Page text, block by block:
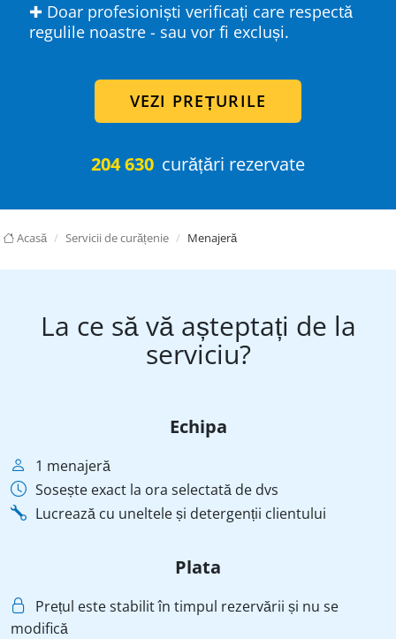
✚ Doar profesioniști verificați care respectă
regulile noastre - sau vor fi excluși.
VEZI PREȚURILE
204 630 curățări rezervate
Acasă Servicii de curățenie Menajeră
La ce să vă așteptați de la
serviciu?
Echipa
1 menajeră
Sosește exact la ora selectată de dvs
Lucrează cu uneltele și detergenții clientului
Plata
Prețul este stabilit în timpul rezervării și nu se
modifică